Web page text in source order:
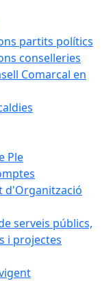
partits polítics
conselleries
Comarcal en
Ple
d'Organització
serveis públics,
i projectes